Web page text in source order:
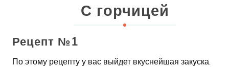
С горчицей
Рецепт №1
По этому рецепту у вас выйдет вкуснейшая закуска.